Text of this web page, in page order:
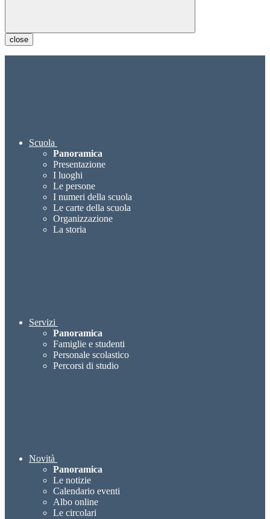
close
Scuola
Panoramica
Presentazione
I luoghi
Le persone
I numeri della scuola
Le carte della scuola
Organizzazione
La storia
Servizi
Panoramica
Famiglie e studenti
Personale scolastico
Percorsi di studio
Novità
Panoramica
Le notizie
Calendario eventi
Albo online
Le circolari